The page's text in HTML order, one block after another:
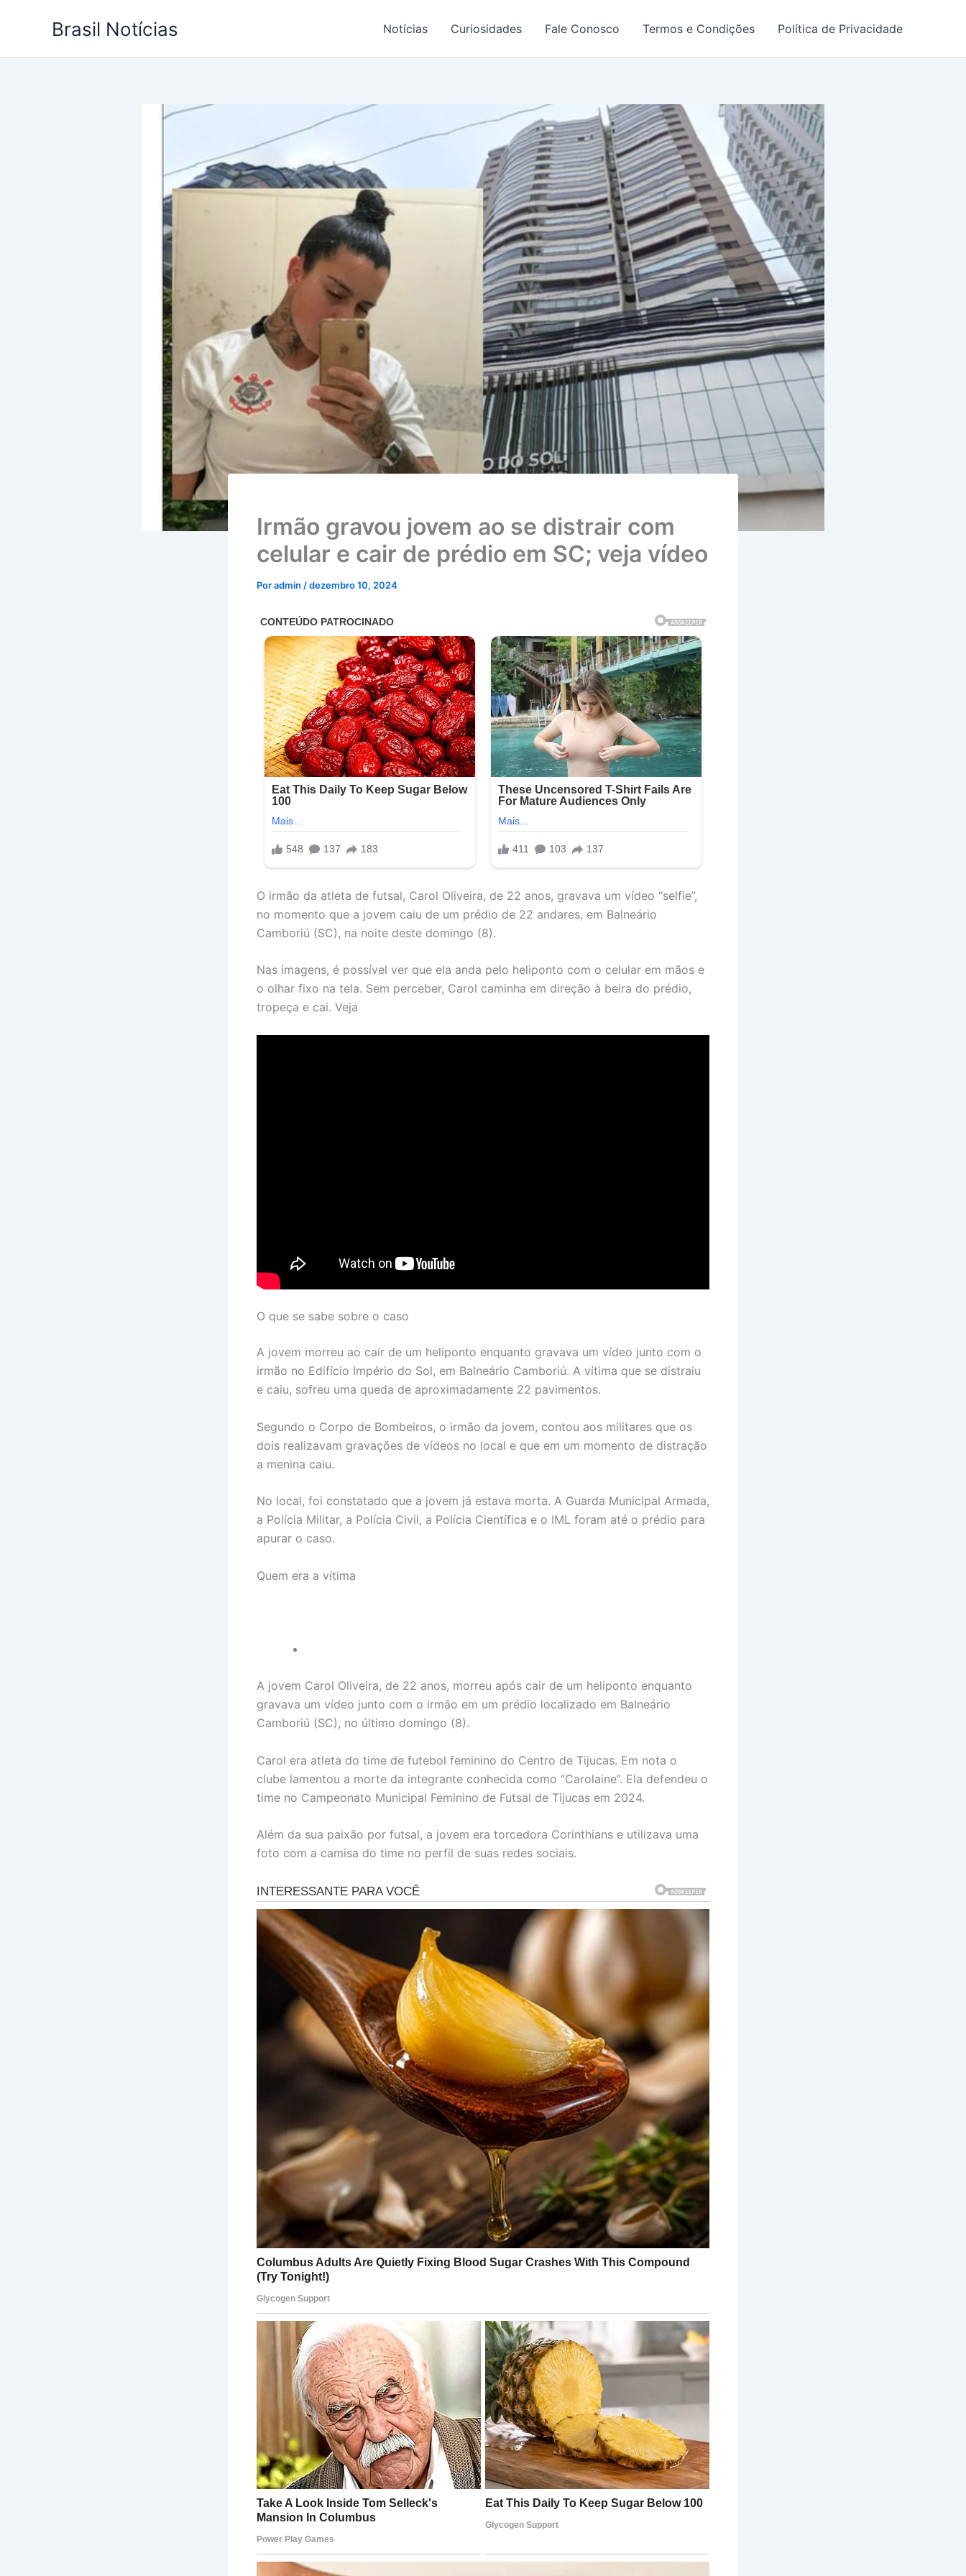
Brasil Notícias Notícias Curiosidades Fale Conosco Termos e Condições Política de Privacidade
Irmão gravou jovem ao se distrair com
celular e cair de prédio em SC; veja vídeo
Poradmin /dezembro 10, 2024
O irmão da atleta de futsal, Carol Oliveira, de 22 anos, gravava um vídeo “selfie”,
no momento que a jovem caiu de um prédio de 22 andares, em Balneário
Camboriú (SC), na noite deste domingo (8).
Nas imagens, é possível ver que ela anda pelo heliponto com o celular em mãos e
o olhar fixo na tela. Sem perceber, Carol caminha em direção à beira do prédio,
tropeça e cai. Veja
O que se sabe sobre o caso
A jovem morreu ao cair de um heliponto enquanto gravava um vídeo junto com o
irmão no Edifício Império do Sol, em Balneário Camboriú. A vítima que se distraiu
e caiu, sofreu uma queda de aproximadamente 22 pavimentos.
Segundo o Corpo de Bombeiros, o irmão da jovem, contou aos militares que os
dois realizavam gravações de vídeos no local e que em um momento de distração
a menina caiu.
No local, foi constatado que a jovem já estava morta. A Guarda Municipal Armada,
a Polícia Militar, a Polícia Civil, a Polícia Científica e o IML foram até o prédio para
apurar o caso.
Quem era a vítima
A jovem Carol Oliveira, de 22 anos, morreu após cair de um heliponto enquanto
gravava um vídeo junto com o irmão em um prédio localizado em Balneário
Camboriú (SC), no último domingo (8).
Carol era atleta do time de futebol feminino do Centro de Tijucas. Em nota o
clube lamentou a morte da integrante conhecida como “Carolaine”. Ela defendeu o
time no Campeonato Municipal Feminino de Futsal de Tijucas em 2024.
Além da sua paixão por futsal, a jovem era torcedora Corinthians e utilizava uma
foto com a camisa do time no perfil de suas redes sociais.